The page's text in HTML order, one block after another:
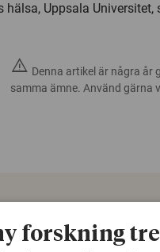
hälsa, Uppsala
warning Denna artikel är några år
samma ämne. Använd gärna
forskning